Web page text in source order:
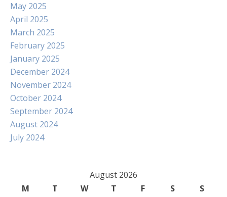
May 2025
April 2025
March 2025
February 2025
January 2025
December 2024
November 2024
October 2024
September 2024
August 2024
July 2024
August 2026
M
T W T F S S